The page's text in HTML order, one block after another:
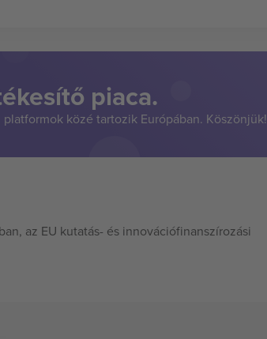
piaca.
közé tartozik Európában. Köszönjük!
az EU kutatás- és innovációfinanszírozási